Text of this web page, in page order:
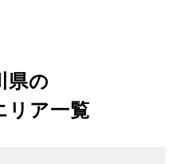
県の
リア一覧